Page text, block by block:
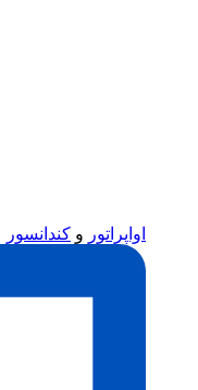
اواپراتور و کندانسور